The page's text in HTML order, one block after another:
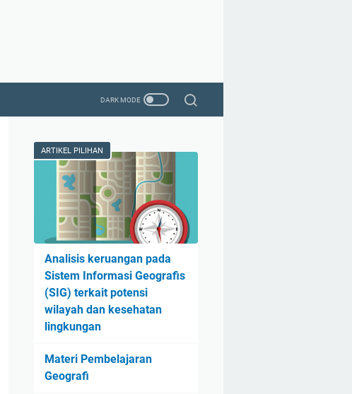
ARTIKEL PILIHAN
Analisis keruangan pada
Sistem Informasi Geografis
(SIG) terkait potensi
wilayah dan kesehatan
lingkungan
Materi Pembelajaran
Geografi